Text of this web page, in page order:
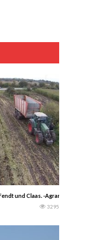
und Claas. -Agrarwirtschaft
3295